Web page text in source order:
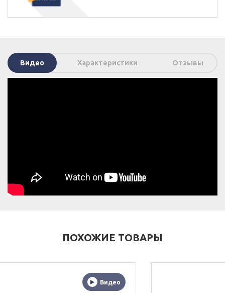
Видео Характеристики Отзывы
ПОХОЖИЕ ТОВАРЫ